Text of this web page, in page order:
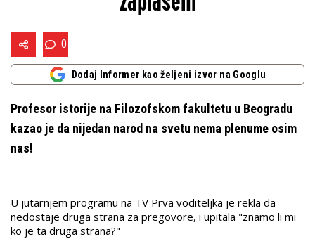
0
Dodaj Informer kao željeni izvor na Googlu
Profesor istorije na Filozofskom fakultetu u Beogradu
kazao je da nijedan narod na svetu nema plenume osim
nas!
U jutarnjem programu na TV Prva voditeljka je rekla da
nedostaje druga strana za pregovore, i upitala "znamo li mi
ko je ta druga strana?"